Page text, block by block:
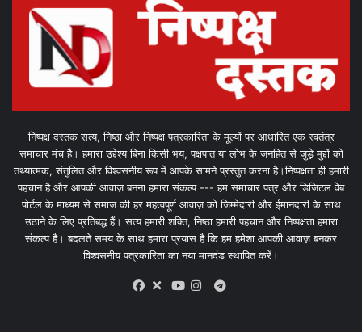
निष्पक्ष दस्तक सत्य, निष्ठा और निष्पक्ष पत्रकारिता के मूल्यों पर आधारित एक स्वतंत्र
समाचार मंच है। हमारा उद्देश्य बिना किसी भय, पक्षपात या लोभ के जनहित से जुड़े मुद्दों को
तथ्यात्मक, संतुलित और विश्वसनीय रूप में आपके सामने प्रस्तुत करना है।निष्पक्षता ही हमारी
पहचान है और आपकी आवाज़ बनना हमारा संकल्प --- हम समाचार पत्र और डिजिटल वेब
पोर्टल के माध्यम से समाज की हर महत्वपूर्ण आवाज़ को जिम्मेदारी और ईमानदारी के साथ
उठाने के लिए प्रतिबद्ध हैं। सत्य हमारी शक्ति, निष्ठा हमारी पहचान और निष्पक्षता हमारा
संकल्प है। बदलते समय के साथ हमारा प्रयास है कि हम हमेशा आपकी आवाज़ बनकर
विश्वसनीय पत्रकारिता का नया मानदंड स्थापित करें।
X
Telegram